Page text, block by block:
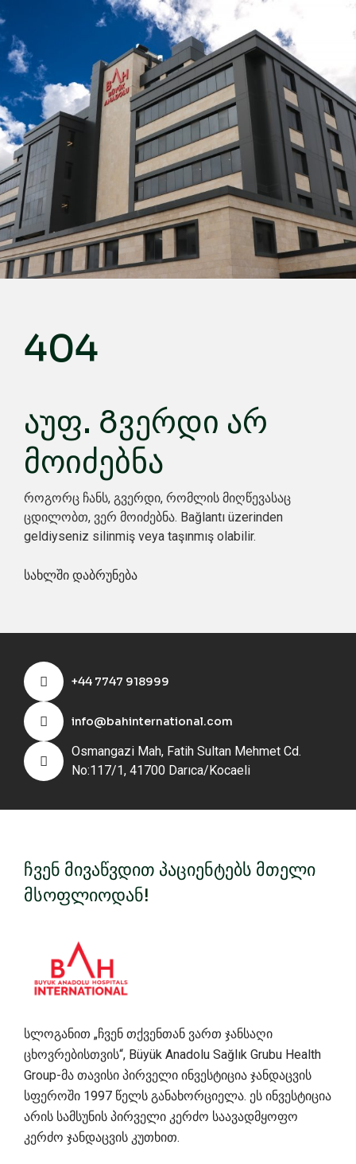
ქართული
Türkçe
English
Deutsch
عربي
Русский
български
Français
Español
Italiano
404
აუფ. Გვერდი არ
მოიძებნა
როგორც ჩანს, გვერდი, რომლის მიღწევასაც
ცდილობთ, ვერ მოიძებნა. Bağlantı üzerinden
geldiyseniz silinmiş veya taşınmış olabilir.
სახლში დაბრუნება
+44 7747 918999
info@bahinternational.com
Osmangazi Mah, Fatih Sultan Mehmet Cd.
No:117/1, 41700 Darıca/Kocaeli
ჩვენ მივაწვდით პაციენტებს მთელი
მსოფლიოდან!
სლოგანით „ჩვენ თქვენთან ვართ ჯანსაღი
ცხოვრებისთვის“, Büyük Anadolu Sağlık Grubu Health
Group-მა თავისი პირველი ინვესტიცია ჯანდაცვის
სფეროში 1997 წელს განახორციელა. ეს ინვესტიცია
არის სამსუნის პირველი კერძო საავადმყოფო
კერძო ჯანდაცვის კუთხით.